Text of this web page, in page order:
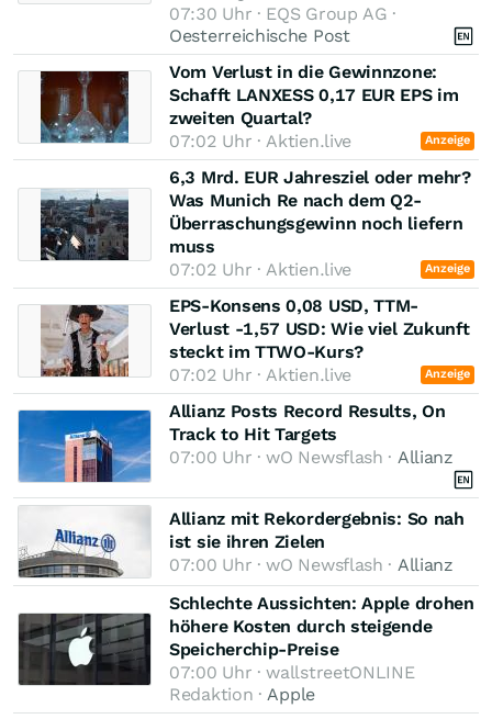
07:30 Uhr · EQS Group AG ·
Oesterreichische Post
Vom Verlust in die Gewinnzone:
Schafft LANXESS 0,17 EUR EPS im
zweiten Quartal?
07:02 Uhr · Aktien.live
Anzeige
6,3 Mrd. EUR Jahresziel oder mehr?
Was Munich Re nach dem Q2-
Überraschungsgewinn noch liefern
muss
07:02 Uhr · Aktien.live
Anzeige
EPS-Konsens 0,08 USD, TTM-
Verlust -1,57 USD: Wie viel Zukunft
steckt im TTWO-Kurs?
07:02 Uhr · Aktien.live
Anzeige
Allianz Posts Record Results, On
Track to Hit Targets
07:00 Uhr · wO Newsflash · Allianz
Allianz mit Rekordergebnis: So nah
ist sie ihren Zielen
07:00 Uhr · wO Newsflash · Allianz
Schlechte Aussichten: Apple drohen
höhere Kosten durch steigende
Speicherchip-Preise
07:00 Uhr · wallstreetONLINE
Redaktion ·Apple